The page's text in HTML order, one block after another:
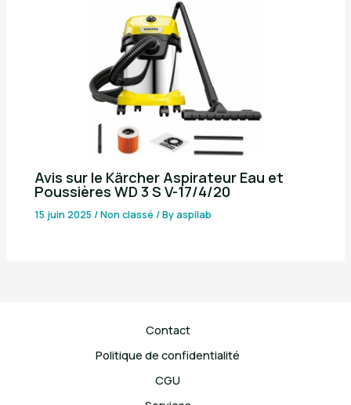
Avis sur le Kärcher Aspirateur Eau et
Poussières WD 3 S V-17/4/20
15 juin 2025/Non classé / Byaspilab
Contact
Politique de confidentialité
CGU